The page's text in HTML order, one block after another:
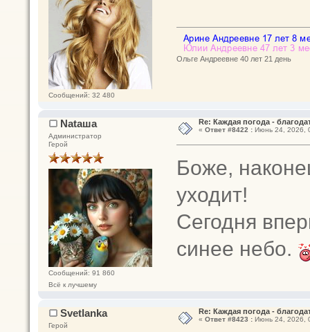
Сообщений: 32 480
Ольге Андреевне 40 лет 21 день
Nataшa
Администратор
Герой
Сообщений: 91 860
Всё к лучшему
Re: Каждая погода -
« Ответ #8422 :Июнь 24, 2026,
Боже,
уходит!
Сегодня
синее небо.
Svetlanka
Герой
Re: Каждая погода -
« Ответ #8423 :Июнь 24, 2026,